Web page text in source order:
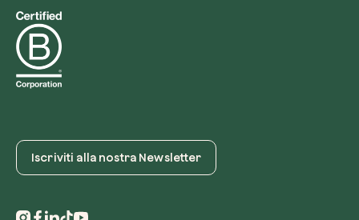
Iscriviti alla nostra Newsletter